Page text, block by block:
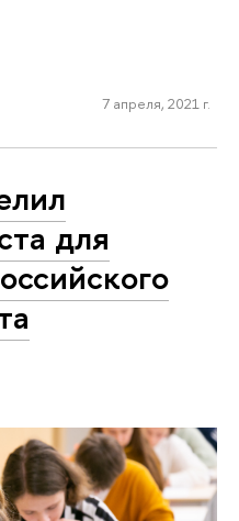
7 апреля, 2021 г.
для